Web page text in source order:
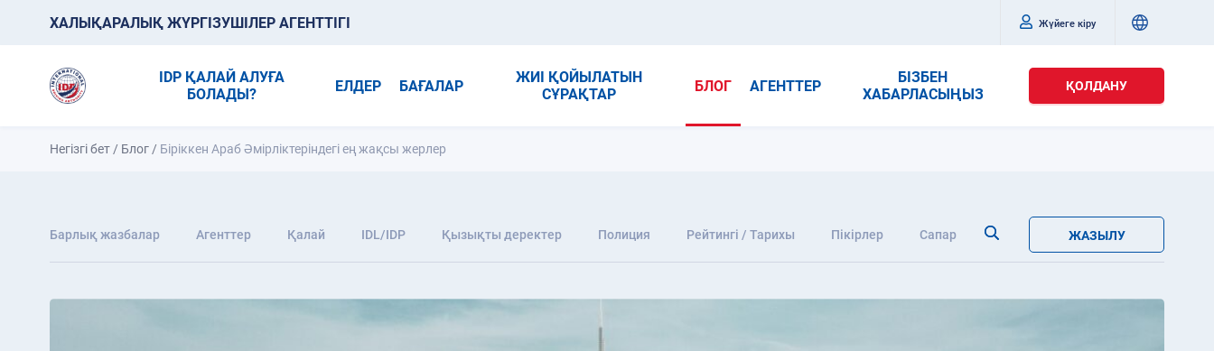
ХАЛЫҚАРАЛЫҚ ЖҮРГІЗУШІЛЕР АГЕНТТІГІ Жүйеге кіру
IDP ҚАЛАЙ АЛУҒА
БОЛАДЫ?
ЕЛДЕР БАҒАЛАР
ЖИІ ҚОЙЫЛАТЫН
СҰРАҚТАР
БЛОГ АГЕНТТЕР
БІЗБЕН
ХАБАРЛАСЫҢЫЗ
ҚОЛДАНУ
Негізгі бет / Блог / Біріккен Араб Әмірліктеріндегі ең жақсы жерлер
Барлық жазбалар Агенттер Қалай IDL/IDP Қызықты деректер Полиция Рейтингі / Тарихы Пікірлер Сапар ЖАЗЫЛУ